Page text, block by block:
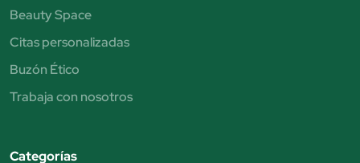
Beauty Space
Citas personalizadas
Buzón Ético
Trabaja con nosotros
Categorías